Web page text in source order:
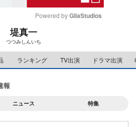
e
Powered by GliaStudios
堤真一
つつみしんいち
ランキング TV出演 ドラマ出演
報
ニュース 特集